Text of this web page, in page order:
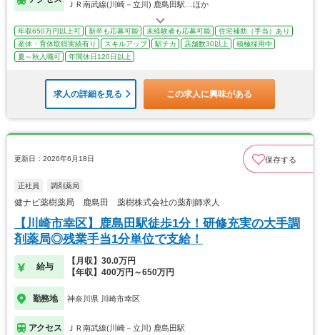
ＪＲ南武線(川崎－立川) 鹿島田駅…ほか
年収650万円以上可 新卒も応募可能 未経験者も応募可能
住宅補助（手当）あり
産休・育休取得実績有り
スキルアップ 駅チカ 店舗数30以上
積極採用中
夏～秋入職可
年間休日120日以上
求人の詳細を見る この求人に興味がある
更新日：2026年6月18日 保存する
正社員 調剤薬局
健ナビ薬樹薬局 鹿島田 薬樹株式会社の薬剤師求人
【川崎市幸区】鹿島田駅徒歩1分！研修充実の大手調
剤薬局◎残業手当1分単位で支給！
給与
【月収】30.0万円
【年収】400万円～650万円
勤務地 神奈川県 川崎市幸区
アクセス ＪＲ南武線(川崎－立川) 鹿島田駅